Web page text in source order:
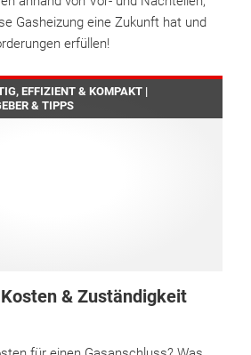
Gasheizung eine Zukunft hat und
erfüllen!
EFFIZIENT & KOMPAKT |
& TIPPS
& Zuständigkeit